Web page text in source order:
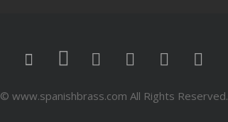
© www.spanishbrass.com All Rights Reserved.